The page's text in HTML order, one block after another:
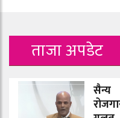
ताजा अपडेट
सैन्य